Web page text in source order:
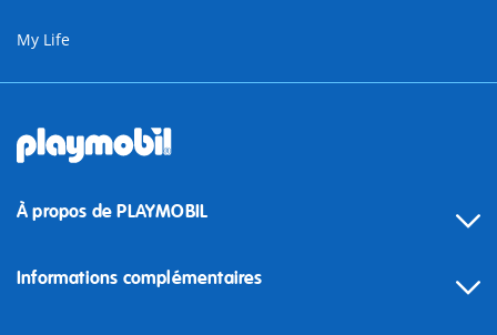
My Life
À propos de PLAYMOBIL
Informations complémentaires